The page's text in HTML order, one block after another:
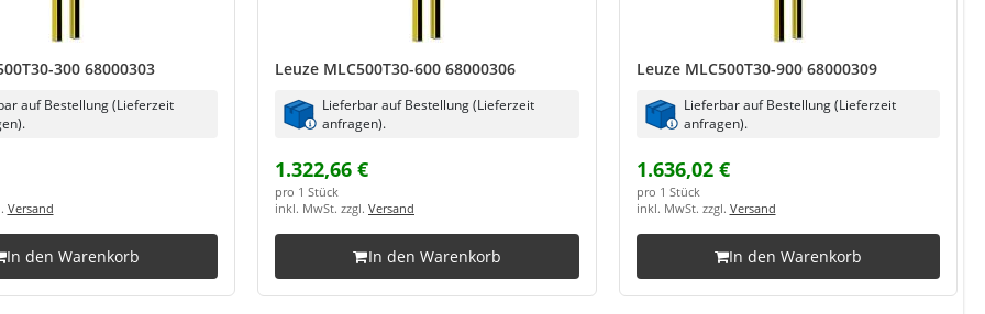
300 68000303
auf Bestellung (Lieferzeit
Versand
In den Warenkorb
Leuze MLC500T30-600 68000306
Lieferbar auf Bestellung (Lieferzeit
anfragen).
1.322,66 €
pro 1 Stück
inkl. MwSt. zzgl. Versand
In den Warenkorb
Leuze MLC500T30-900 68000309
Lieferbar auf Bestellung (Lieferzeit
anfragen).
1.636,02 €
pro 1 Stück
inkl. MwSt. zzgl. Versand
In den Warenkorb